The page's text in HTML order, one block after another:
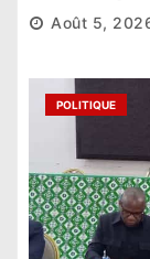
pour les
Août 5,
POLITIQUE